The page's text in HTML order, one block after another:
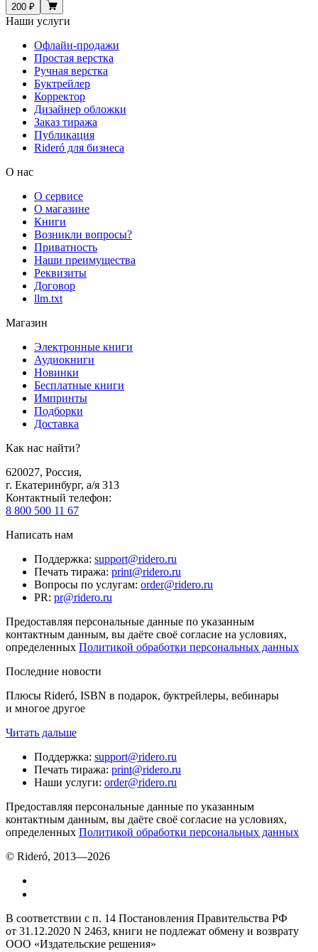
200 ₽
Наши услуги
Офлайн-продажи
Простая верстка
Ручная верстка
Буктрейлер
Корректор
Дизайнер обложки
Заказ тиража
Публикация
Rideró для бизнеса
О нас
О сервисе
О магазине
Книги
Возникли вопросы?
Приватность
Наши преимущества
Реквизиты
Договор
llm.txt
Магазин
Электронные книги
Аудиокниги
Новинки
Бесплатные книги
Импринты
Подборки
Доставка
Как нас найти?
620027, Россия,
г. Екатеринбург, а/я 313
Контактный телефон:
8 800 500 11 67
Написать нам
Поддержка: support@ridero.ru
Печать тиража: print@ridero.ru
Вопросы по услугам: order@ridero.ru
PR: pr@ridero.ru
Предоставляя персональные данные по указанным
контактным данным, вы даёте своё согласие на условиях,
определенных Политикой обработки персональных данных
Последние новости
Плюсы Rideró, ISBN в подарок, буктрейлеры, вебинары
и многое другое
Читать дальше
Поддержка: support@ridero.ru
Печать тиража: print@ridero.ru
Наши услуги: order@ridero.ru
Предоставляя персональные данные по указанным
контактным данным, вы даёте своё согласие на условиях,
определенных Политикой обработки персональных данных
© Rideró, 2013—2026
В соответствии с п. 14 Постановления Правительства РФ
от 31.12.2020 N 2463, книги не подлежат обмену и возврату
ООО «Издательские решения»